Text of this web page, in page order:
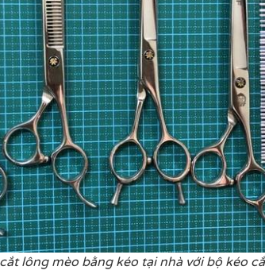
lông mèo bằng kéo tại nhà với bộ kéo